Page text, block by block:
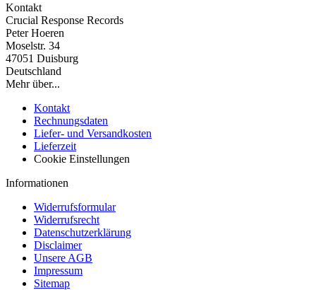
Kontakt
Crucial Response Records
Peter Hoeren
Moselstr. 34
47051 Duisburg
Deutschland
Mehr über...
Kontakt
Rechnungsdaten
Liefer- und Versandkosten
Lieferzeit
Cookie Einstellungen
Informationen
Widerrufsformular
Widerrufsrecht
Datenschutzerklärung
Disclaimer
Unsere AGB
Impressum
Sitemap